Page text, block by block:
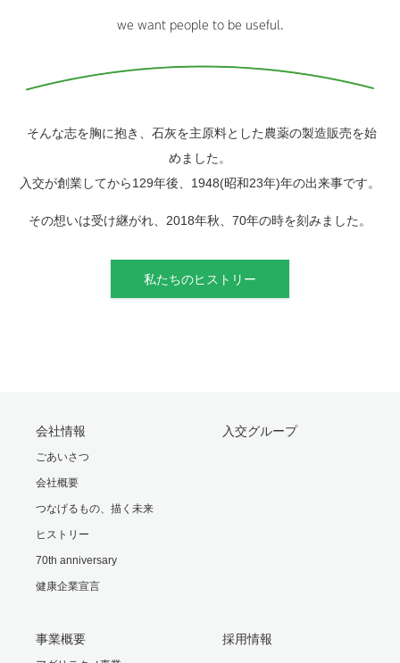
we want people to be useful.
そんな志を胸に抱き、石灰を主原料とした農薬の製造販売を始
めました。
入交が創業してから129年後、1948(昭和23年)年の出来事です。
その想いは受け継がれ、2018年秋、70年の時を刻みました。
私たちのヒストリー
会社情報
ごあいさつ
会社概要
つなげるもの、描く未来
ヒストリー
70th anniversary
健康企業宣言
入交グループ
事業概要 採用情報